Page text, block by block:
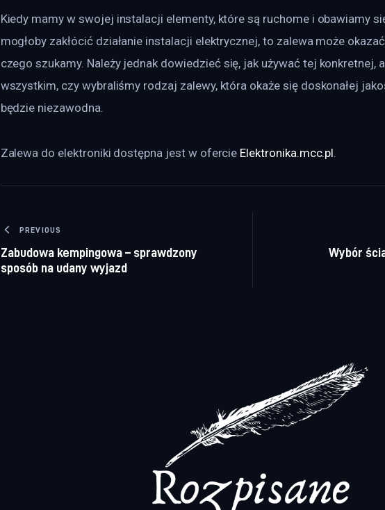
Kiedy mamy w swojej instalacji elementy, które są ruchome i obawiamy
mogłoby zakłócić działanie instalacji elektrycznej, to zalewa może
czego szukamy. Należy jednak dowiedzieć się, jak używać tej konkretnej,
wszystkim, czy wybraliśmy rodzaj zalewy, która okaże się doskonałej
będzie niezawodna.
Zalewa do elektroniki dostępna jest w ofercie Elektronika.mcc.pl
Nawigacja wpisu
PREVIOUS
Zabudowa kempingowa – sprawdzony
sposób na udany wyjazd
Wybór